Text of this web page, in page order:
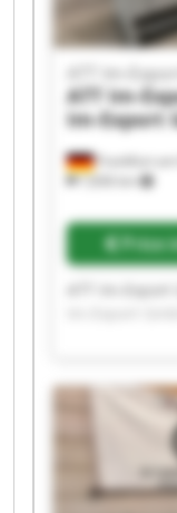
Frankfurt am
7,836 km
ATT Im-
ATT Im-
Im-Export
Price
ATT Im-
Export GmbH
Export GmbH
Export GmbH
Export
Export
Export
Export